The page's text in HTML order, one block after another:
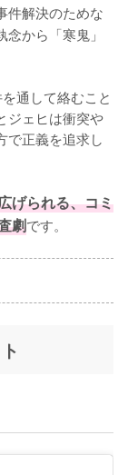
件解決のためな
から「寒鬼」
通して絡むこと
ジェヒは衝突や
で正義を追求し
げられる、コミ
劇です。